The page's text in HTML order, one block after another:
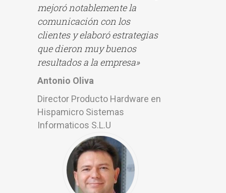
mejoró notablemente la
comunicación con los
clientes y elaboró estrategias
que dieron muy buenos
resultados a la empresa»
Antonio Oliva
Director Producto Hardware en
Hispamicro Sistemas
Informaticos S.L.U